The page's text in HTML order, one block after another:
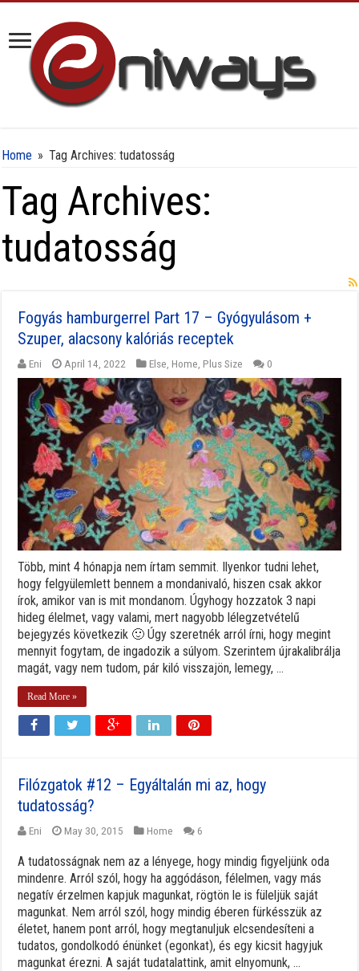
Home » Tag Archives: tudatosság
Tag Archives:
tudatosság
Fogyás hamburgerrel Part 17 – Gyógyulásom +
Szuper, alacsony kalóriás receptek
Eni April 14, 2022 Else Home Plus Size 0
Több, mint 4 hónapja nem írtam semmit. Ilyenkor tudni lehet,
hogy felgyülemlett bennem a mondanivaló, hiszen csak akkor
írok, amikor van is mit mondanom. Úgyhogy hozzatok 3 napi
hideg élelmet, vagy valami, mert nagyobb lélegzetvételű
bejegyzés következik 🙂 Úgy szeretnék arról írni, hogy megint
mennyit fogytam, de ingadozik a súlyom. Szerintem újrakalibrálja
magát, vagy nem tudom, pár kiló visszajön, lemegy, ...
Read More »
Filózgatok #12 – Egyáltalán mi az, hogy
tudatosság?
Eni May 30, 2015 Home 6
A tudatosságnak nem az a lényege, hogy mindig figyeljünk oda
mindenre. Arról szól, hogy ha aggódáson, félelmen, vagy más
negatív érzelmen kapjuk magunkat, rögtön le is füleljük saját
magunkat. Nem arról szól, hogy mindig éberen fürkésszük az
életet, hanem pont arról, hogy megtanuljuk elcsendesíteni a
tudatos, gondolkodó énünket (egonkat), és egy kicsit hagyjuk
magunkat érezni. A saját tudatalattink, amit elnyomunk, ...